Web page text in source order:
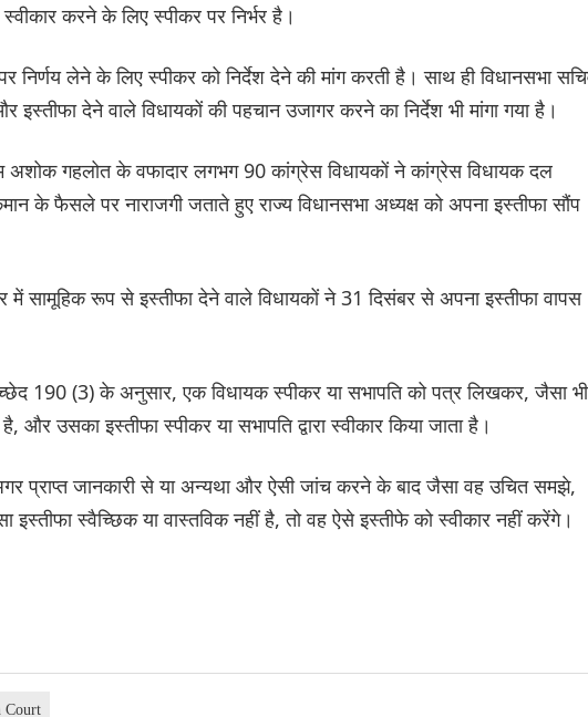
करने के लिए स्पीकर पर निर्भर है।
निर्णय लेने के लिए स्पीकर को निर्देश देने की मांग करती है। साथ ही विधानसभा
देने वाले विधायकों की पहचान उजागर करने का निर्देश भी मांगा गया है।
अशोक गहलोत के वफादार लगभग 90 कांग्रेस विधायकों ने कांग्रेस विधायक दल
के फैसले पर नाराजगी जताते हुए राज्य विधानसभा अध्यक्ष को अपना इस्तीफा सौंप
में सामूहिक रूप से इस्तीफा देने वाले विधायकों ने 31 दिसंबर से अपना इस्तीफा वापस
190 (3) के अनुसार, एक विधायक स्पीकर या सभापति को पत्र लिखकर, जैसा भी
उसका इस्तीफा स्पीकर या सभापति द्वारा स्वीकार किया जाता है।
प्राप्त जानकारी से या अन्यथा और ऐसी जांच करने के बाद जैसा वह उचित समझे,
स्वैच्छिक या वास्तविक नहीं है, तो वह ऐसे इस्तीफे को स्वीकार नहीं करेंगे।
Court